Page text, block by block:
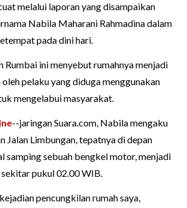
melalui laporan yang disampaikan
Nabila Maharani Rahmadina dalam
pada dini hari.
Rumbai ini menyebut rumahnya menjadi
oleh pelaku yang diduga menggunakan
mengelabui masyarakat.
--jaringan Suara.com, Nabila mengaku
Jalan Limbungan, tepatnya di depan
samping sebuah bengkel motor, menjadi
pukul 02.00 WIB.
pencungkilan rumah saya,